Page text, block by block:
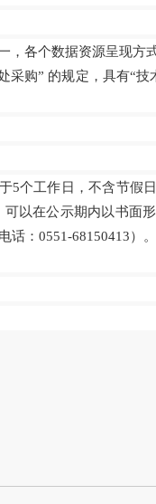
，各个数据资源呈现方
采购” 的规定 ，具有“技
5个工作日，不含节假
以在公示期内以书面
：0551-68150413）